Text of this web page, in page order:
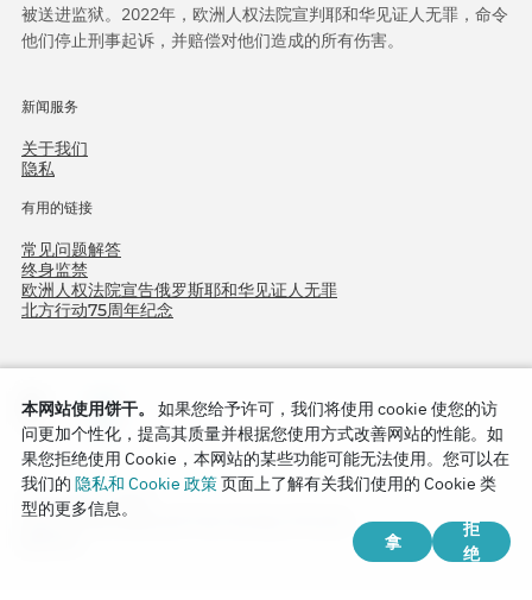
被送进监狱。2022年，欧洲人权法院宣判耶和华见证人无罪，命令
他们停止刑事起诉，并赔偿对他们造成的所有伤害。
新闻服务
关于我们
隐私
有用的链接
常见问题解答
终身监禁
欧洲人权法院宣告俄罗斯耶和华见证人无罪
北方行动75周年纪念
Copyright © 2026
Watch Tower Bible and Tract Society of Korea.
本网站使用饼干。
如果您给予许可，我们将使用 cookie 使您的访
问更加个性化，提高其质量并根据您使用方式改善网站的性能。如
果您拒绝使用 Cookie，本网站的某些功能可能无法使用。您可以在
我们的 隐私和 Cookie 政策页面上了解有关我们使用的 Cookie 类
型的更多信息。
拿
拒
绝